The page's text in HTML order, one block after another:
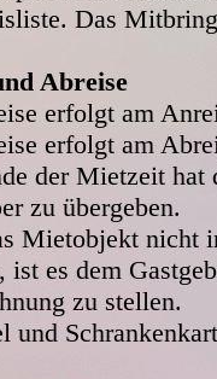
Das
Abreise
erfolgt am
erfolgt am
der Mietzeit hat
zu übergeben.
Mietobjekt nicht
ist es dem
zu stellen.
und